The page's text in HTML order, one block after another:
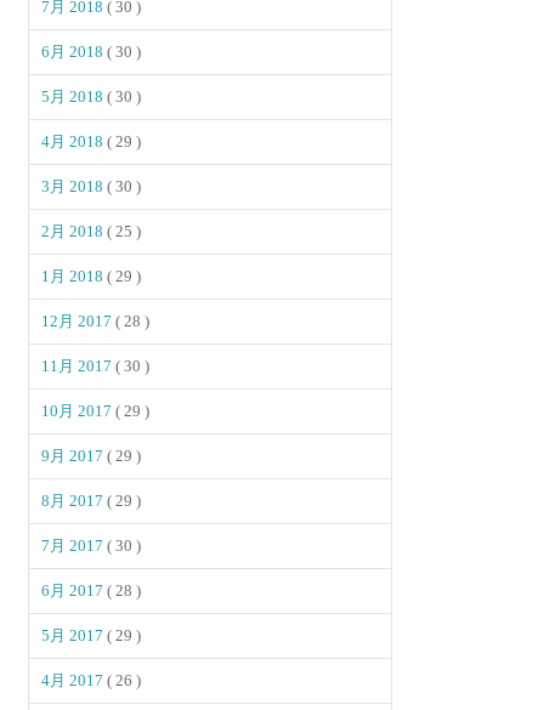
7月 2018( 30 )
6月 2018( 30 )
5月 2018( 30 )
4月 2018( 29 )
3月 2018( 30 )
2月 2018( 25 )
1月 2018( 29 )
12月 2017( 28 )
11月 2017( 30 )
10月 2017( 29 )
9月 2017( 29 )
8月 2017( 29 )
7月 2017( 30 )
6月 2017( 28 )
5月 2017( 29 )
4月 2017( 26 )